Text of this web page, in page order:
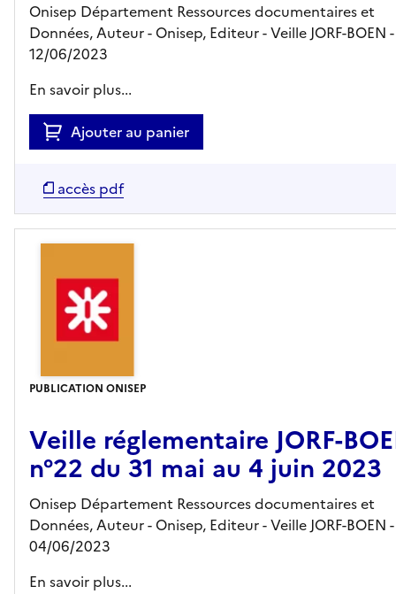
Onisep Département Ressources documentaires et
Données, Auteur - Onisep, Editeur- Veille JORF-BOEN -
12/06/2023
En savoir plus...
Ajouter au panier
accès pdf
PUBLICATION ONISEP
Veille réglementaire JORF-
n°22 du 31 mai au 4 juin 2023
Onisep Département Ressources documentaires et
Données, Auteur - Onisep, Editeur- Veille JORF-BOEN -
04/06/2023
En savoir plus...